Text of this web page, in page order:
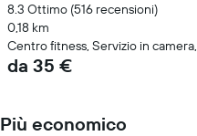
8.3 Ottimo (516 recensioni)
0,18 km
Centro fitness, Servizio in
da 35 €
Più economico